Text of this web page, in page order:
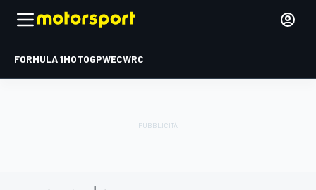
FORMULA 1MOTOGPWECWRC